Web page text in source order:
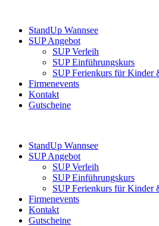
StandUp Wannsee
SUP Angebot
SUP Verleih
SUP Einführungskurs
SUP Ferienkurs für Kinder
Firmenevents
Kontakt
Gutscheine
StandUp Wannsee
SUP Angebot
SUP Verleih
SUP Einführungskurs
SUP Ferienkurs für Kinder
Firmenevents
Kontakt
Gutscheine